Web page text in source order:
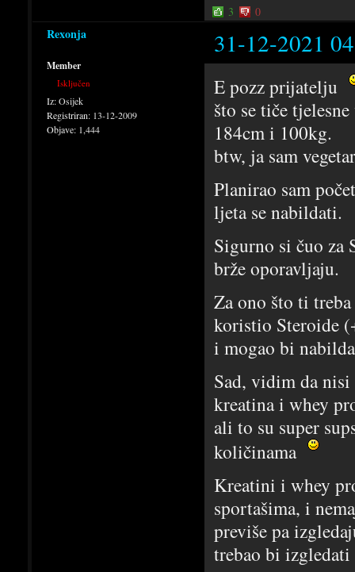
3 0
Rexonja 31-12-2021
Member
Isključen
Iz:Osijek
Registriran: 13-12-2009
Objave: 1,444
E pozz prijatelju
što se tiče
184cm i 100kg.
btw, ja sam
Planirao sam
ljeta se nabildati.
Sigurno si čuo za
brže oporavljaju.
Za ono što ti
koristio Steroide
i mogao bi
Sad, vidim da
kreatina i whey
ali to su super
količinama
Kreatini i whey
sportašima, i
previše pa
trebao bi